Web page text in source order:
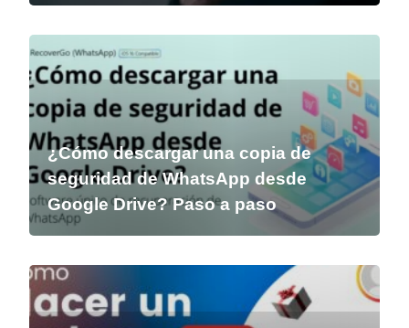
¿Cómo descargar una copia de
seguridad de WhatsApp desde
Google Drive? Paso a paso